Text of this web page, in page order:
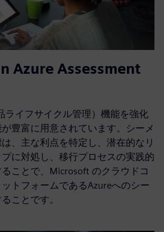
Azure Assessment
ライフサイクル管理）機能を強化
豊富に用意されています。シーメ
、主な利点を特定し、潜在的なリ
に対処し、移行プロセスの実践的
ことで、Microsoft のクラウドコ
トフォームであるAzureへのシー
ことです。